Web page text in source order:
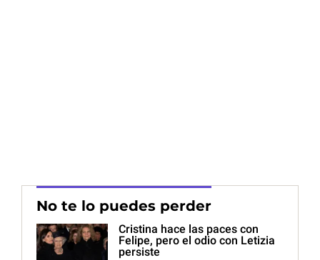
No te lo puedes perder
Cristina hace las paces con
Felipe, pero el odio con Letizia
persiste